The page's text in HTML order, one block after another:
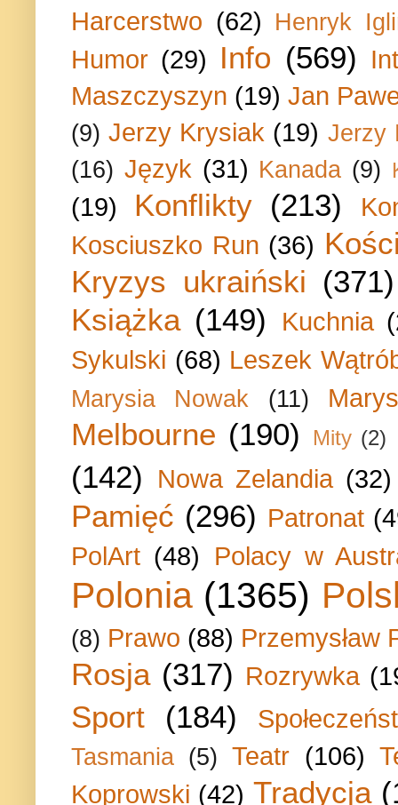
Harcerstwo (62) Henryk
Humor (29) Info (569)
Maszczyszyn (19) Jan
(9) Jerzy Krysiak (19) Jerzy
(16) Język (31) Kanada (9)
(19) Konflikty (213)
Kosciuszko Run (36)
Kryzys ukraiński (371)
Książka (149) Kuchnia
Sykulski (68) Leszek
Marysia Nowak (11)
Melbourne (190) Mity (2)
(142) Nowa Zelandia (32)
Pamięć (296) Patronat
PolArt (48) Polacy w
Polonia (1365)
(8) Prawo (88) Przemysław
Rosja (317) Rozrywka
Sport (184)
Tasmania (5) Teatr (106)
Koprowski (42) Tradycja